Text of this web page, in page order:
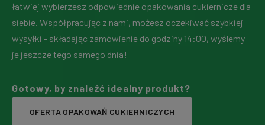
łatwiej wybierzesz odpowiednie opakowania cukiernicze dla
siebie. Współpracując z nami, możesz oczekiwać szybkiej
wysyłki - składając zamówienie do godziny 14:00, wyślemy
je jeszcze tego samego dnia!
Gotowy, by znaleźć idealny produkt?
OFERTA OPAKOWAŃ CUKIERNICZYCH